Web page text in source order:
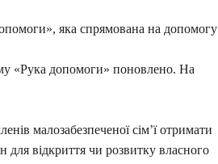
яка спрямована на допомогу
«Рука допомоги» поновлено. На
малозабезпеченої сім’ї отримати
для відкриття чи розвитку власного